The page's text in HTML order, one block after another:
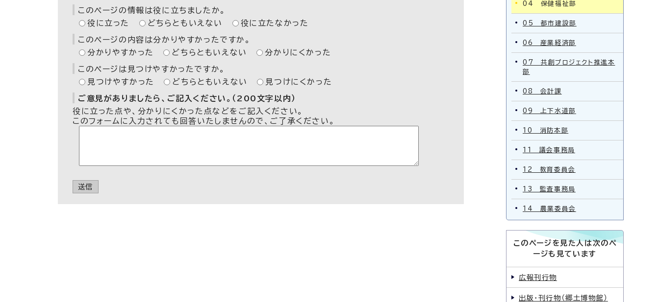
このページの情報は役に立ちましたか。
役に立った
どちらともいえない 役に立たなかった
このページの内容は分かりやすかったですか。
分かりやすかった
どちらともいえない 分かりにくかった
このページは見つけやすかったですか。
見つけやすかった
どちらともいえない 見つけにくかった
ご意見がありましたら、ご記入ください。（200文字以内）
役に立った点や、分かりにくかった点などをご記入ください。
このフォームに入力されても回答いたしませんので、ご了承ください。
送信
04 保健福祉部
05 都市建設部
06 産業経済部
07 共創プロジェクト推進本
部
08 会計課
09 上下水道部
10 消防本部
11 議会事務局
12 教育委員会
13 監査事務局
14 農業委員会
このページを見た人は次のペ
ージも見ています
広報刊行物
出版・刊行物（郷土博物館）